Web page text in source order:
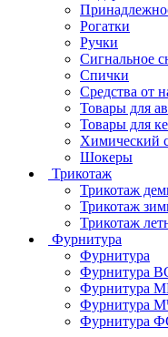
Рогатки
Ручки
Сигнальное
Спички
Средства от
Товары для
Товары для
Химический
Шокеры
Трикотаж
Трикотаж
Трикотаж
Трикотаж
Фурнитура
Фурнитура
Фурнитура
Фурнитура
Фурнитура
Фурнитура